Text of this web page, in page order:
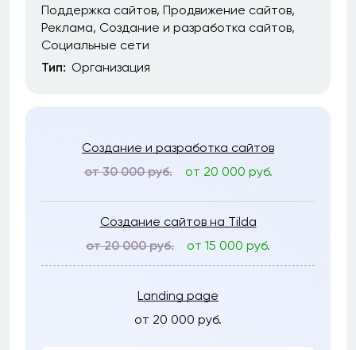
Поддержка сайтов Продвижение сайтов
Реклама Создание и разработка сайтов
Социальные сети
Тип: Организация
Создание и разработка сайтов
от 30 000 руб.
от 20 000 руб.
Создание сайтов на Tilda
от 20 000 руб.
от 15 000 руб.
Landing page
от 20 000 руб.